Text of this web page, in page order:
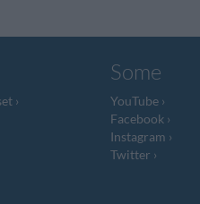
Some
YouTube
Facebook
Instagram
Twitter